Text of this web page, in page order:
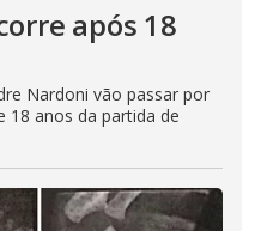
após 18
Nardoni vão passar por
18 anos da partida de